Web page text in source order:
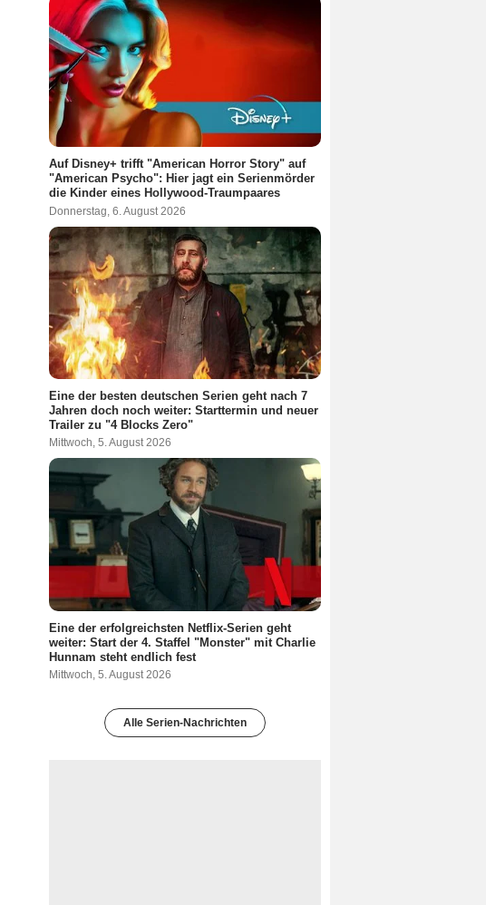
Auf Disney+ trifft "American Horror Story" auf
"American Psycho": Hier jagt ein Serienmörder
die Kinder eines Hollywood-Traumpaares
Donnerstag, 6. August 2026
Eine der besten deutschen Serien geht nach 7
Jahren doch noch weiter: Starttermin und neuer
Trailer zu "4 Blocks Zero"
Mittwoch, 5. August 2026
Eine der erfolgreichsten Netflix-Serien geht
weiter: Start der 4. Staffel "Monster" mit Charlie
Hunnam steht endlich fest
Mittwoch, 5. August 2026
Alle Serien-Nachrichten